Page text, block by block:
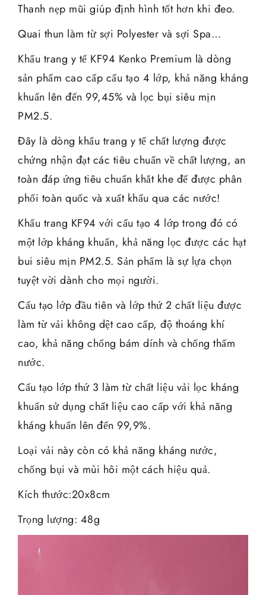
Thanh nẹp mũi giúp định hình tốt hơn khi đeo.
Quai thun làm từ sợi Polyester và sợi Spa…
Khẩu trang y tế KF94 Kenko Premium là dòng
sản phẩm cao cấp cấu tạo 4 lớp, khả năng kháng
khuẩn lên đến 99,45% và lọc bụi siêu mịn
PM2.5.
Đây là dòng khẩu trang y tế chất lượng được
chứng nhận đạt các tiêu chuẩn về chất lượng, an
toàn đáp ứng tiêu chuẩn khắt khe để được phân
phối toàn quốc và xuất khẩu qua các nước!
Khẩu trang KF94 với cấu tạo 4 lớp trong đó có
một lớp kháng khuẩn, khả năng lọc được các hạt
bui siêu mịn PM2.5. Sản phẩm là sự lựa chọn
tuyệt vời dành cho mọi người.
Cấu tạo lớp đầu tiên và lớp thứ 2 chất liệu được
làm từ vải không dệt cao cấp, độ thoáng khí
cao, khả năng chống bám dính và chống thấm
nước.
Cấu tạo lớp thứ 3 làm từ chất liệu vải lọc kháng
khuẩn sử dụng chất liệu cao cấp với khả năng
kháng khuẩn lên đến 99,9%.
Loại vải này còn có khả năng kháng nước,
chống bụi và mùi hôi một cách hiệu quả.
Kích thước:20x8cm
Trọng lượng: 48g